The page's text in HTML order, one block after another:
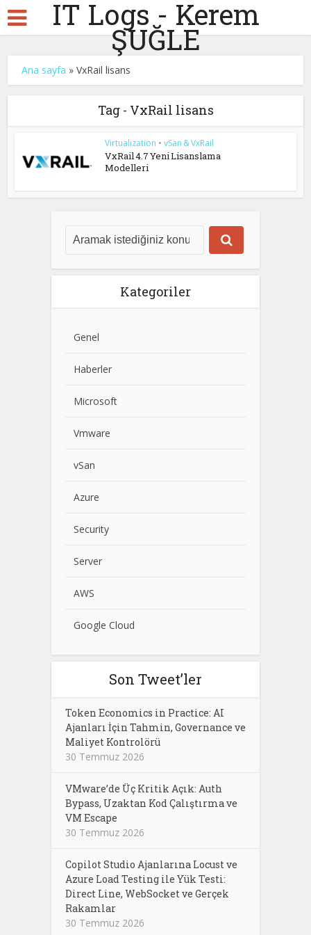
IT Logs - Kerem
ŞUĞLE
Ana sayfa »VxRail lisans
Tag - VxRail lisans
Virtualization • vSan & VxRail
VxRail 4.7 Yeni Lisanslama
Modelleri
Kategoriler
Genel
Haberler
Microsoft
Vmware
vSan
Azure
Security
Server
AWS
Google Cloud
Son Tweet’ler
Token Economics in Practice: AI
Ajanları İçin Tahmin, Governance ve
Maliyet Kontrolörü
30 Temmuz 2026
VMware’de Üç Kritik Açık: Auth
Bypass, Uzaktan Kod Çalıştırma ve
VM Escape
30 Temmuz 2026
Copilot Studio Ajanlarına Locust ve
Azure Load Testing ile Yük Testi:
Direct Line, WebSocket ve Gerçek
Rakamlar
30 Temmuz 2026